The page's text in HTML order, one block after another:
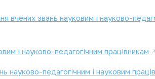
звань науковим і науково-
і науково-педагогічним працівникам
педагогічним і науковим